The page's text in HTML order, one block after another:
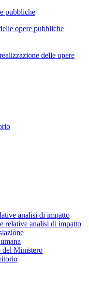
pubbliche
opere pubbliche
delle opere
analisi di impatto
relative analisi di impatto
del Ministero